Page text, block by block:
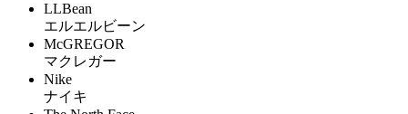
LLBean
エルエルビーン
McGREGOR
マクレガー
Nike
ナイキ